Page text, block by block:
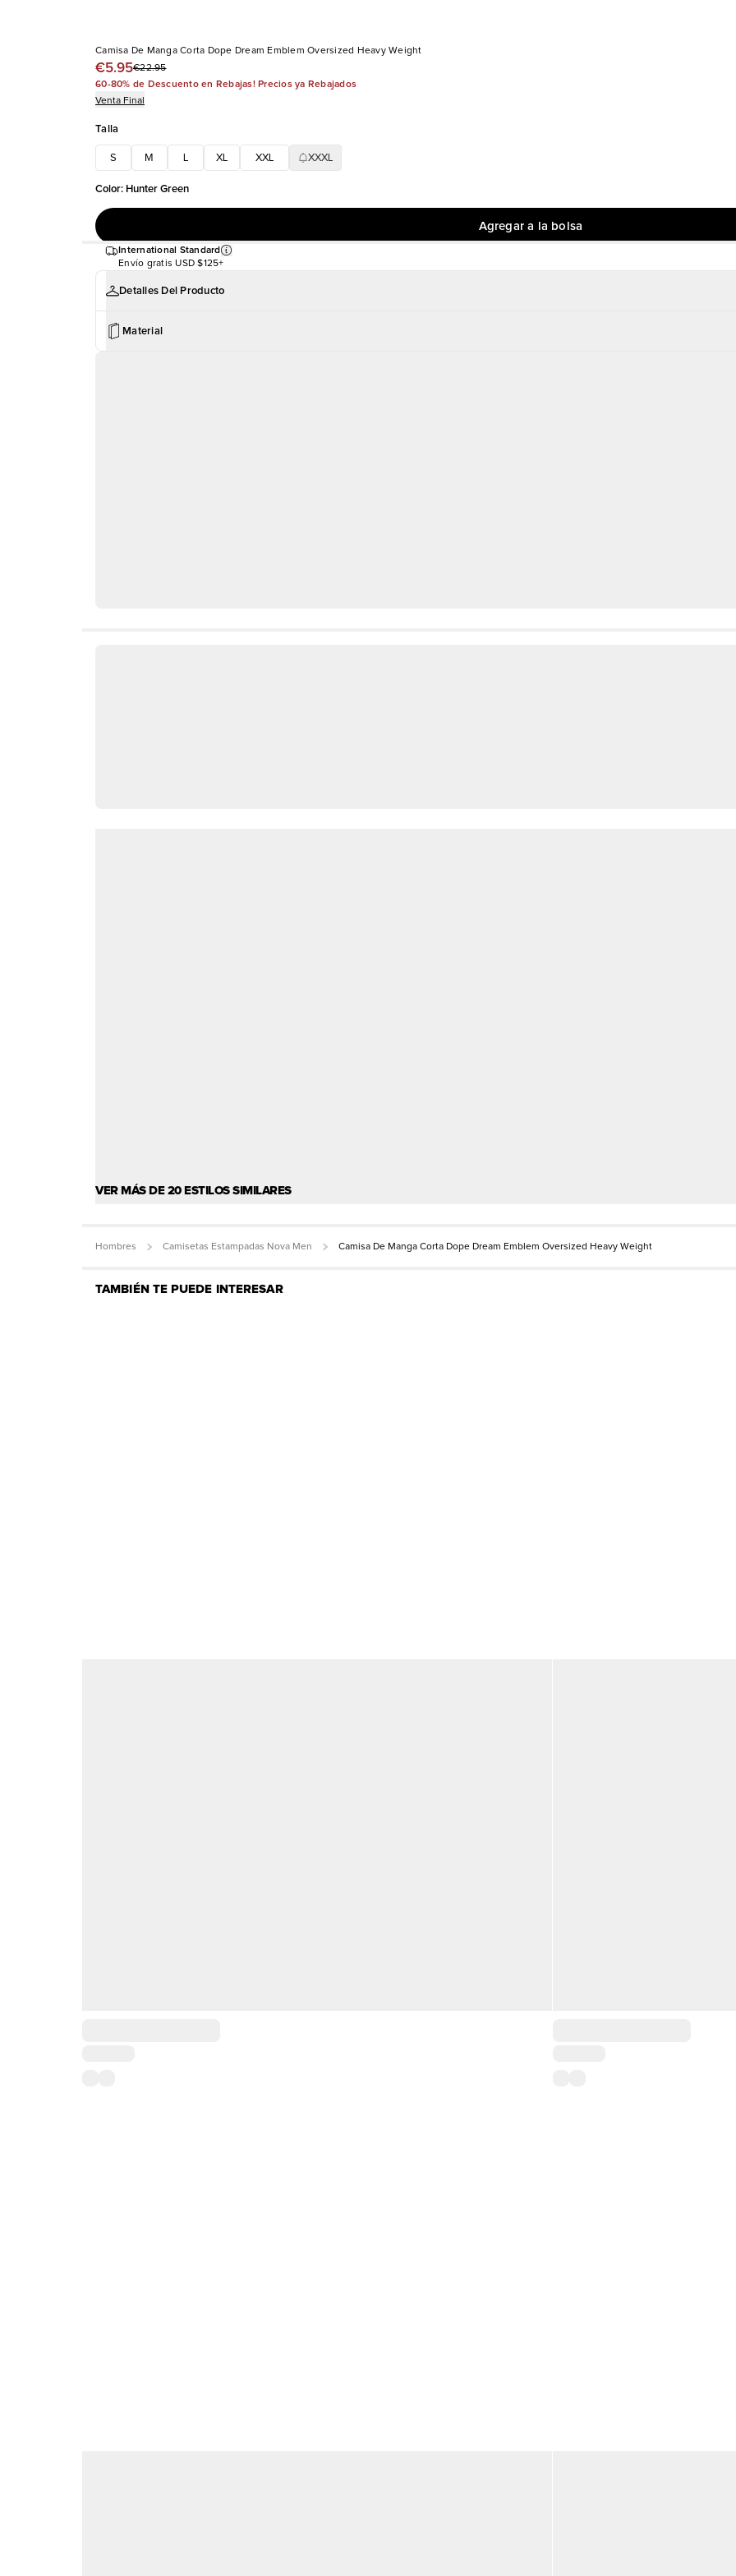
Camisa De Manga Corta Dope Dream Emblem Oversized Heavy Weight
€5.95€22.95
60-80% de Descuento en Rebajas! Precios ya Rebajados
Venta Final
Talla
S M XL XXL XXXL
Color: Hunter Green
Agregar a la bolsa
International Standard
Envío gratis USD $125+
Detalles Del Producto
Material
VER MÁS DE 20 ESTILOS SIMILARES
Hombres Camisetas Estampadas Nova Men Camisa De Manga Corta Dope Dream Emblem Oversized Heavy Weight
TAMBIÉN TE PUEDE INTERESAR